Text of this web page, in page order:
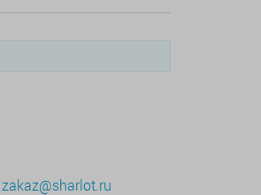
zakaz@sharlot.ru